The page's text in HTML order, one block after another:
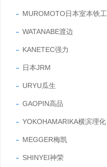
MUROMOTO日本室本铁工
WATANABE渡边
KANETEC强力
日本JRM
URYU瓜生
GAOPIN高品
YOKOHAMARIKA横滨理化
MEGGER梅凯
SHINYEI神荣